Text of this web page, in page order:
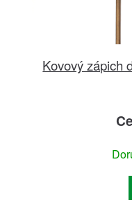
Kovový zápich